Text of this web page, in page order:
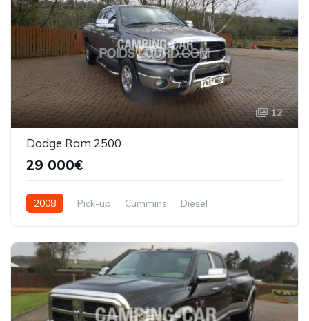
12
Dodge Ram 2500
29 000€
2008 Pick-up Cummins Diesel